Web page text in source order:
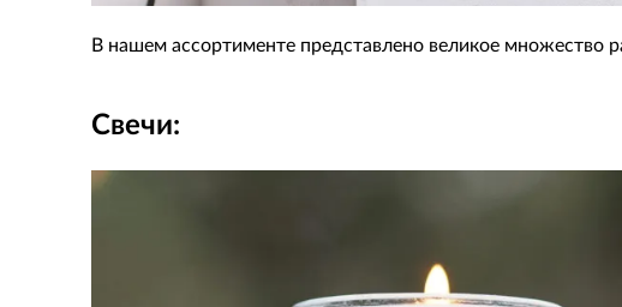
В нашем ассортименте представлено великое множество
Свечи: